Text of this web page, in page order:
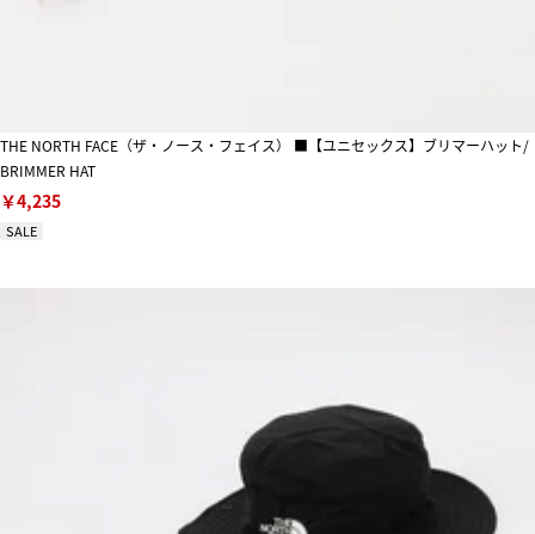
THE NORTH FACE（ザ・ノース・フェイス） ■【ユニセックス】ブリマーハット/
BRIMMER HAT
￥4,235
SALE